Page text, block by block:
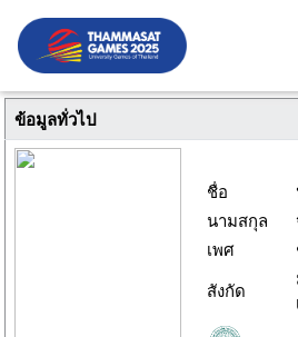
ข้อมูลทั่วไป
ชื่อ
นามสกุล
เพศ
สังกัด